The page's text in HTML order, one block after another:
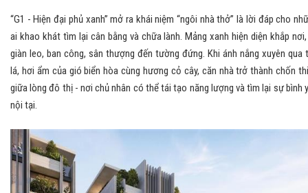
“G1 - Hiện đại phủ xanh” mở ra khái niệm “ngôi nhà thở” là lời đáp cho
ai khao khát tìm lại cân bằng và chữa lành. Mảng xanh hiện diện khắp
giàn leo, ban công, sân thượng đến tường đứng. Khi ánh nắng xuyên qua
lá, hơi ẩm của gió biển hòa cùng hương cỏ cây, căn nhà trở thành chốn
giữa lòng đô thị - nơi chủ nhân có thể tái tạo năng lượng và tìm lại sự bình
nội tại.